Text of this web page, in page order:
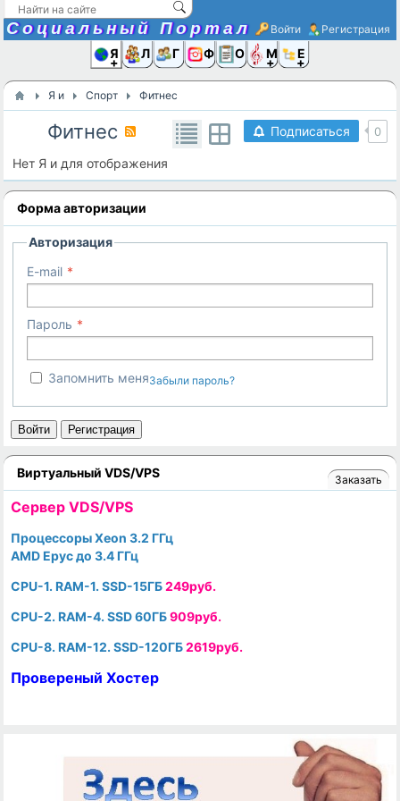
Социальный Портал Войти Регистрация
Я иЛюди
Группы
Фото Ещё
Я и Спорт Фитнес
Подписаться 0
Фитнес
Нет Я и для отображения
Форма авторизации
Авторизация
E-mail
Пароль
Запомнить меняЗабыли пароль?
Войти Регистрация
Виртуальный VDS/VPS Заказать
Cервер VDS/VPS
Процессоры Xeon 3.2 ГГц
AMD Epyc до 3.4 ГГц
CPU-1. RAM-1. SSD-15ГБ249руб.
CPU-2. RAM-4. SSD 60ГБ909руб.
CPU-8. RAM-12. SSD-120ГБ2619руб.
Провереный Хостер